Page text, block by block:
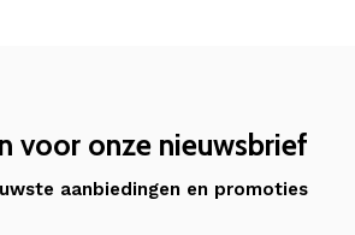
voor onze nieuwsbrief
aanbiedingen en promoties